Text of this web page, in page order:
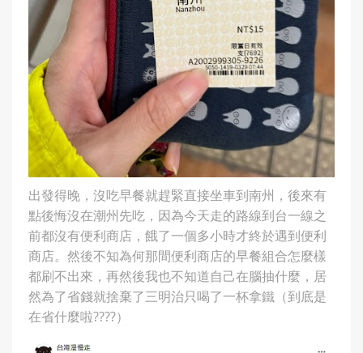
出發得晚，沒吃早餐就趕緊直接坐車到南州，後來有
點後悔沒在潮州先吃，因為今天走的路線到台一線之
前都沒有便利商店，餓了一個多小時才終於遇到便利
商店。然後不知為何那間便利商店的早餐組合怎麼樣
都刷不出來，再然後我也不知道自己在腦抽什麼，居
然為了省錢就捨棄了三明治只喝了一杯拿鐵（到底是
在省什麼啦????）